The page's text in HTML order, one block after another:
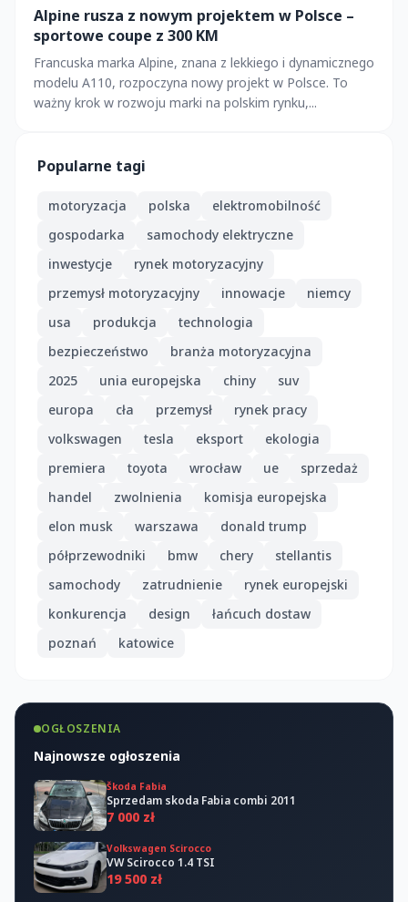
Alpine rusza z nowym projektem w Polsce –
sportowe coupe z 300 KM
Francuska marka Alpine, znana z lekkiego i dynamicznego
modelu A110, rozpoczyna nowy projekt w Polsce. To
ważny krok w rozwoju marki na polskim rynku,...
Popularne tagi
motoryzacja polska
elektromobilność
gospodarka
samochody elektryczne
inwestycje
rynek motoryzacyjny
przemysł motoryzacyjny
innowacje
niemcy
usa
produkcja
technologia
bezpieczeństwo
branża motoryzacyjna
2025
unia europejska chiny
suv
europa
cła przemysł
rynek pracy
volkswagen
tesla eksport
ekologia
premiera
toyota wrocław ue
sprzedaż
handel
zwolnienia
komisja europejska
elon musk
warszawa
donald trump
półprzewodniki
bmw chery
stellantis
samochody
zatrudnienie
rynek europejski
konkurencja
design
łańcuch dostaw
poznań
katowice
OGŁOSZENIA
Najnowsze ogłoszenia
Škoda Fabia
Sprzedam skoda Fabia combi 2011
7 000 zł
Volkswagen Scirocco
VW Scirocco 1.4 TSI
19 500 zł